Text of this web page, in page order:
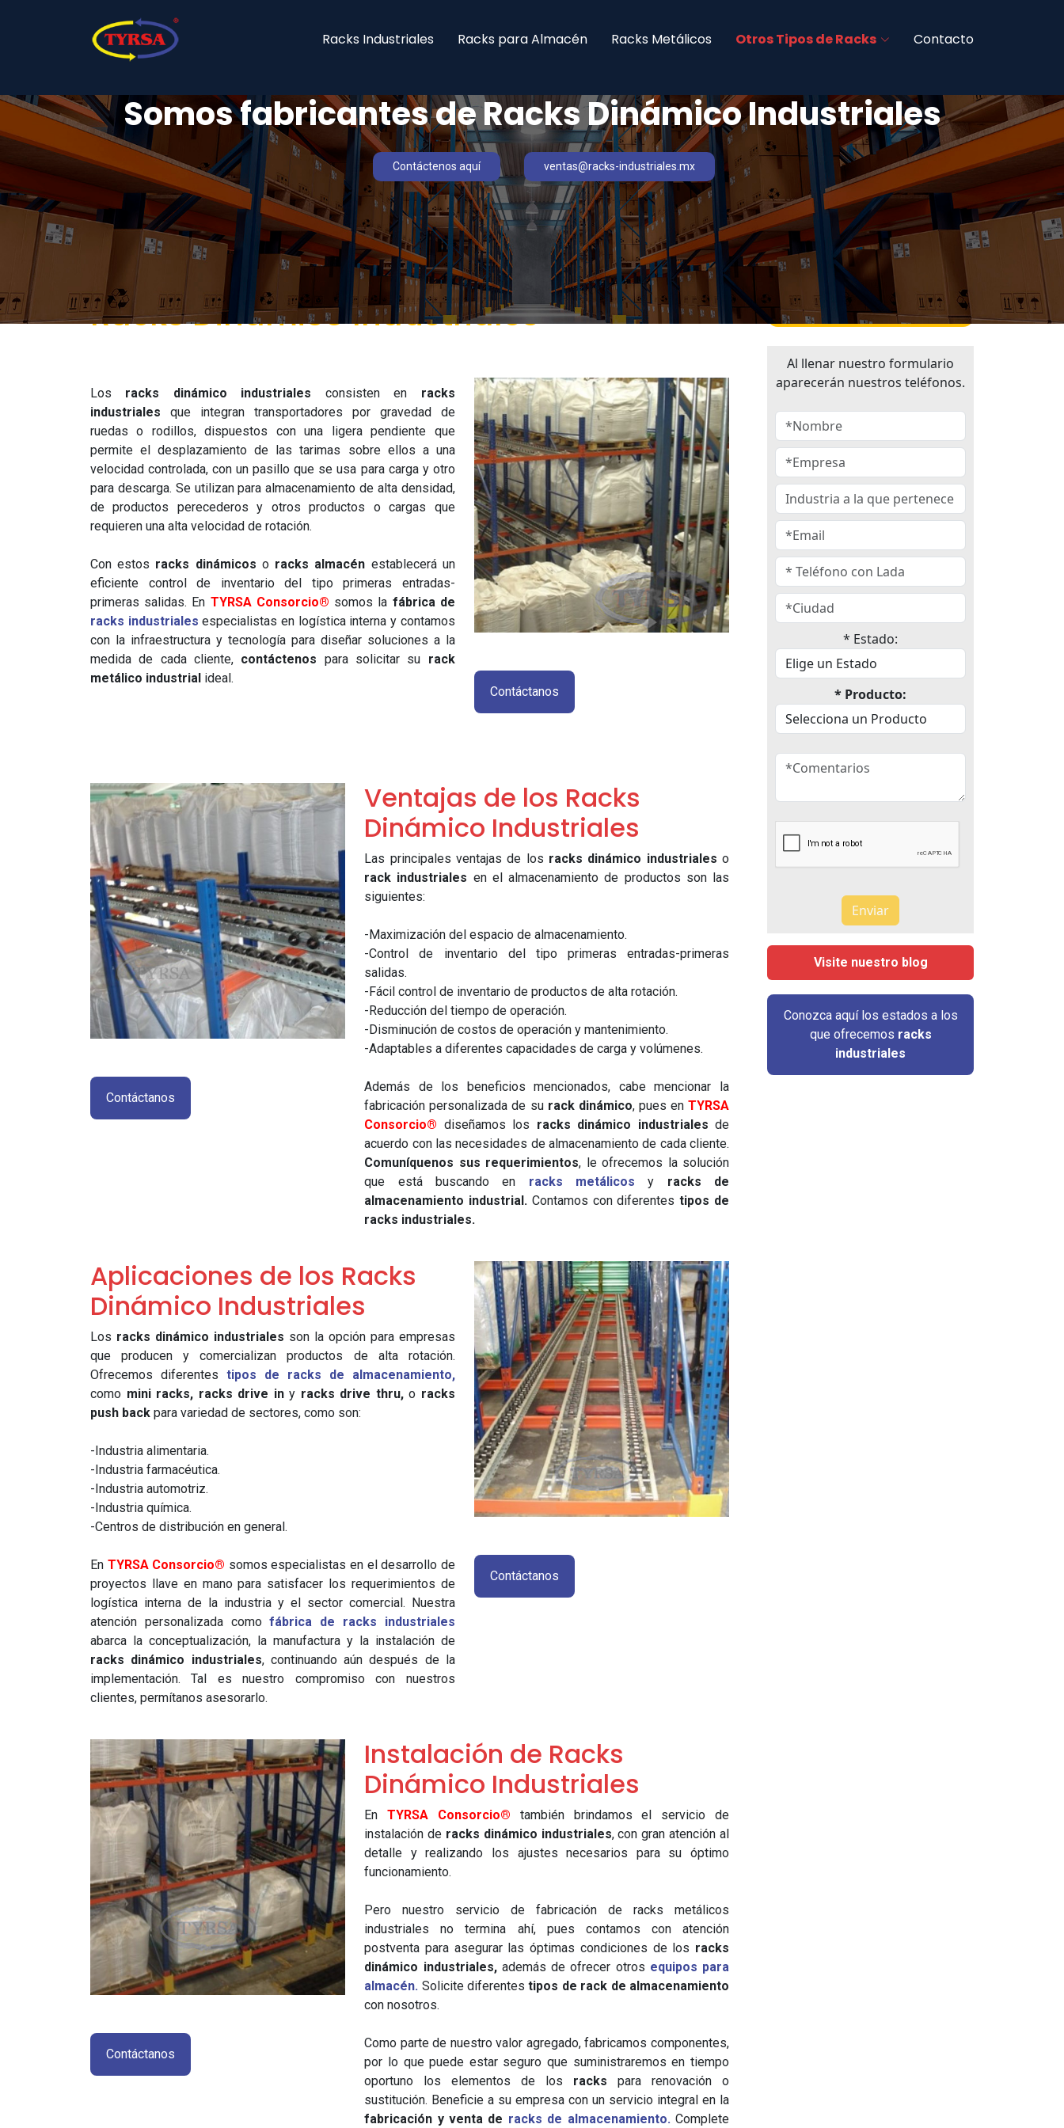
Racks Industriales Racks para Almacén Racks Metálicos Otros Tipos de Racks Contacto
Somos fabricantes de Racks Dinámico Industriales
Contáctenos aquí ventas@racks-industriales.mx
Racks Dinámico Industriales
Los racks dinámico industriales consisten en racks
industriales que integran transportadores por gravedad de
ruedas o rodillos, dispuestos con una ligera pendiente que
permite el desplazamiento de las tarimas sobre ellos a una
velocidad controlada, con un pasillo que se usa para carga y otro
para descarga. Se utilizan para almacenamiento de alta densidad,
de productos perecederos y otros productos o cargas que
requieren una alta velocidad de rotación.
Con estos racks dinámicos o racks almacén establecerá un
eficiente control de inventario del tipo primeras entradas-
primeras salidas. En TYRSA Consorcio® somos la fábrica de
racks industriales especialistas en logística interna y contamos
con la infraestructura y tecnología para diseñar soluciones a la
medida de cada cliente, contáctenos para solicitar su rack
metálico industrial ideal.
Contáctanos
Contáctanos
Ventajas de los Racks
Dinámico Industriales
Las principales ventajas de los racks dinámico industriales o
rack industriales en el almacenamiento de productos son las
siguientes:
-Maximización del espacio de almacenamiento.
-Control de inventario del tipo primeras entradas-primeras
salidas.
-Fácil control de inventario de productos de alta rotación.
-Reducción del tiempo de operación.
-Disminución de costos de operación y mantenimiento.
-Adaptables a diferentes capacidades de carga y volúmenes.
Además de los beneficios mencionados, cabe mencionar la
fabricación personalizada de su rack dinámico, pues en TYRSA
Consorcio® diseñamos los racks dinámico industriales de
acuerdo con las necesidades de almacenamiento de cada cliente.
Comuníquenos sus requerimientos, le ofrecemos la solución
que está buscando en racks metálicos y racks de
almacenamiento industrial. Contamos con diferentestipos de
racks industriales.
Aplicaciones de los Racks
Dinámico Industriales
Los racks dinámico industriales son la opción para empresas
que producen y comercializan productos de alta rotación.
Ofrecemos diferentes tipos de racks de almacenamiento,
como mini racks, racks drive iny racks drive thru,o racks
push back para variedad de sectores, como son:
-Industria alimentaria.
-Industria farmacéutica.
-Industria automotriz.
-Industria química.
-Centros de distribución en general.
En TYRSA Consorcio® somos especialistas en el desarrollo de
proyectos llave en mano para satisfacer los requerimientos de
logística interna de la industria y el sector comercial. Nuestra
atención personalizada comofábrica de racks industriales
abarca la conceptualización, la manufactura y la instalación de
racks dinámico industriales, continuando aún después de la
implementación. Tal es nuestro compromiso con nuestros
clientes, permítanos asesorarlo.
Contáctanos
Contáctanos
Instalación de Racks
Dinámico Industriales
EnTYRSA Consorcio®
también brindamos el servicio de
instalación de racks dinámico industriales, con gran atención al
detalle y realizando los ajustes necesarios para su óptimo
funcionamiento.
Pero nuestro servicio de fabricación de racks metálicos
industriales no termina ahí, pues contamos con atención
postventa para asegurar las óptimas condiciones de los racks
dinámico industriales,además de ofrecer otros equipos para
almacén. Solicite diferentestipos de rack de almacenamiento
con nosotros.
Como parte de nuestro valor agregado, fabricamos componentes,
por lo que puede estar seguro que suministraremos en tiempo
oportuno los elementos de los racks para renovación o
sustitución. Beneficie a su empresa con un servicio integral en la
fabricación y venta de racks de almacenamiento. Complete
Fabricamos Todo Tipo de Racks
Industriales
Al llenar nuestro formulario
aparecerán nuestros teléfonos.
* Estado:
* Producto:
Visite nuestro blog
Conozca aquí los estados a los
que ofrecemos racks
industriales